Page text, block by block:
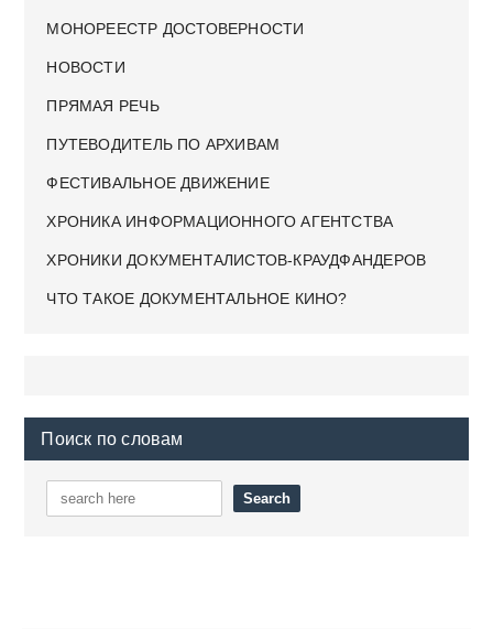
МОНОРЕЕСТР ДОСТОВЕРНОСТИ
НОВОСТИ
ПРЯМАЯ РЕЧЬ
ПУТЕВОДИТЕЛЬ ПО АРХИВАМ
ФЕСТИВАЛЬНОЕ ДВИЖЕНИЕ
ХРОНИКА ИНФОРМАЦИОННОГО АГЕНТСТВА
ХРОНИКИ ДОКУМЕНТАЛИСТОВ-КРАУДФАНДЕРОВ
ЧТО ТАКОЕ ДОКУМЕНТАЛЬНОЕ КИНО?
Поиск по словам